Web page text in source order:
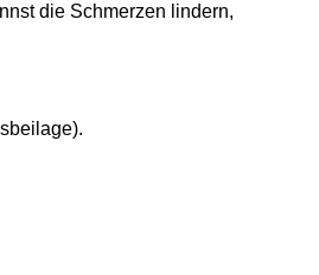
die Schmerzen lindern,